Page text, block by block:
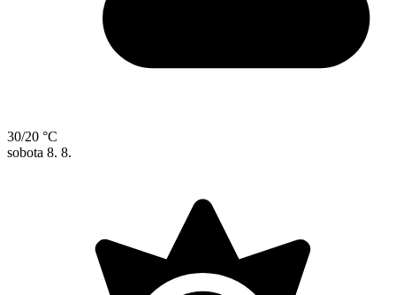
30/20 °C
sobota 8. 8.